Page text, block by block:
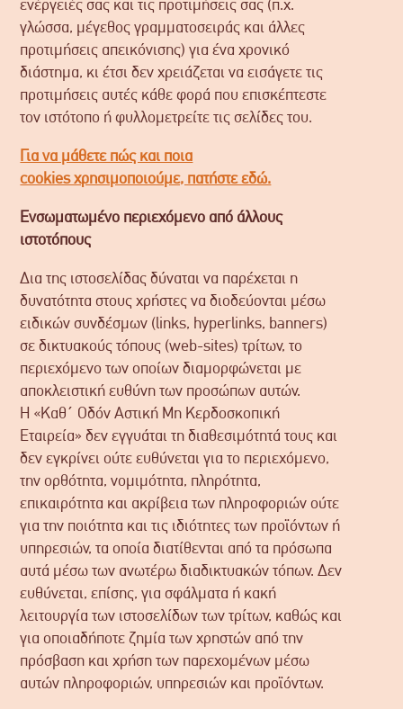
ενέργειές σας και τις προτιμήσεις σας (π.χ.
γλώσσα, μέγεθος γραμματοσειράς και άλλες
προτιμήσεις απεικόνισης) για ένα χρονικό
διάστημα, κι έτσι δεν χρειάζεται να εισάγετε τις
προτιμήσεις αυτές κάθε φορά που επισκέπτεστε
τον ιστότοπο ή φυλλομετρείτε τις σελίδες του.
Για να μάθετε πώς και ποια
cookies χρησιμοποιούμε, πατήστε εδώ.
Ενσωματωμένο περιεχόμενο από άλλους
ιστοτόπους
Δια της ιστοσελίδας δύναται να παρέχεται η
δυνατότητα στους χρήστες να διοδεύονται μέσω
ειδικών συνδέσμων (links, hyperlinks, banners)
σε δικτυακούς τόπους (web-sites) τρίτων, το
περιεχόμενο των οποίων διαμορφώνεται με
αποκλειστική ευθύνη των προσώπων αυτών.
Η «Καθ΄ Οδόν Αστική Μη Κερδοσκοπική
Εταιρεία» δεν εγγυάται τη διαθεσιμότητά τους και
δεν εγκρίνει ούτε ευθύνεται για το περιεχόμενο,
την ορθότητα, νομιμότητα, πληρότητα,
επικαιρότητα και ακρίβεια των πληροφοριών ούτε
για την ποιότητα και τις ιδιότητες των προϊόντων ή
υπηρεσιών, τα οποία διατίθενται από τα πρόσωπα
αυτά μέσω των ανωτέρω διαδικτυακών τόπων. Δεν
ευθύνεται, επίσης, για σφάλματα ή κακή
λειτουργία των ιστοσελίδων των τρίτων, καθώς και
για οποιαδήποτε ζημία των χρηστών από την
πρόσβαση και χρήση των παρεχομένων μέσω
αυτών πληροφοριών, υπηρεσιών και προϊόντων.